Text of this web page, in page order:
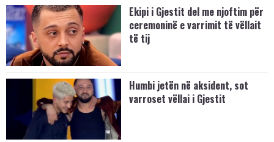
Ekipi i Gjestit del me njoftim për
ceremoninë e varrimit të vëllait
të tij
Humbi jetën në aksident, sot
varroset vëllai i Gjestit